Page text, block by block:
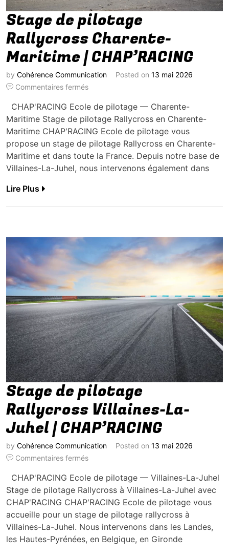
Stage de pilotage
Rallycross Charente-
Maritime | CHAP’RACING
by Cohérence Communication Posted on 13 mai 2026
Commentaires fermés
CHAP'RACING Ecole de pilotage — Charente-
Maritime Stage de pilotage Rallycross en Charente-
Maritime CHAP'RACING Ecole de pilotage vous
propose un stage de pilotage Rallycross en Charente-
Maritime et dans toute la France. Depuis notre base de
Villaines-La-Juhel, nous intervenons également dans
Lire Plus
Stage de pilotage
Rallycross Villaines-La-
Juhel | CHAP’RACING
by Cohérence Communication Posted on 13 mai 2026
Commentaires fermés
CHAP'RACING Ecole de pilotage — Villaines-La-Juhel
Stage de pilotage Rallycross à Villaines-La-Juhel avec
CHAP'RACING CHAP'RACING Ecole de pilotage vous
accueille pour un stage de pilotage rallycross à
Villaines-La-Juhel. Nous intervenons dans les Landes,
les Hautes-Pyrénées, en Belgique, en Gironde